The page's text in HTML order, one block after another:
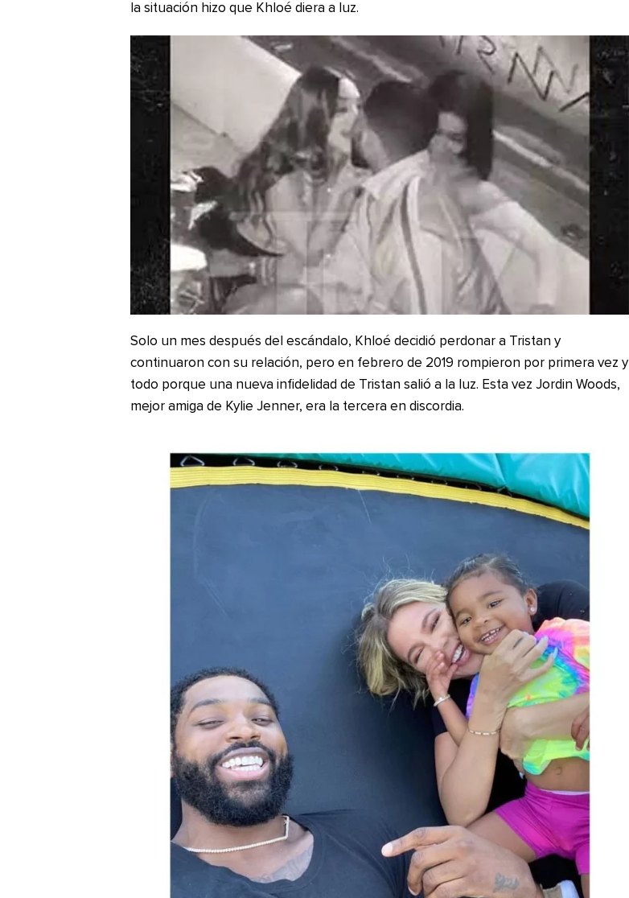
la situación hizo que Khloé diera a luz.
Solo un mes después del escándalo, Khloé decidió perdonar a Tristan y
continuaron con su relación, pero en febrero de 2019 rompieron por primera vez y
todo porque una nueva infidelidad de Tristan salió a la luz. Esta vez Jordin Woods,
mejor amiga de Kylie Jenner, era la tercera en discordia.